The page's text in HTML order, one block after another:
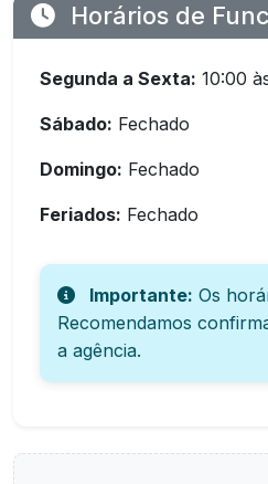
Horários de
Segunda a Sexta: 10:00
Sábado: Fechado
Domingo: Fechado
Feriados: Fechado
Importante: Os
Recomendamos
a agência.